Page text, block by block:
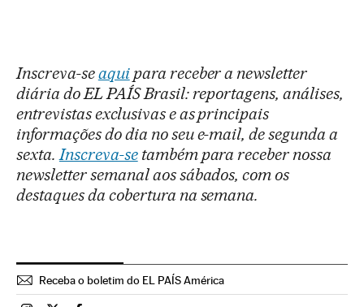
Inscreva-seaquipara receber a newsletter
diária do EL PAÍS Brasil: reportagens, análises,
entrevistas exclusivas e as principais
informações do dia no seu e-mail, de segunda a
sexta. Inscreva-setambém para receber nossa
newsletter semanal aos sábados, com os
destaques da cobertura na semana.
Receba o boletim do EL PAÍS América